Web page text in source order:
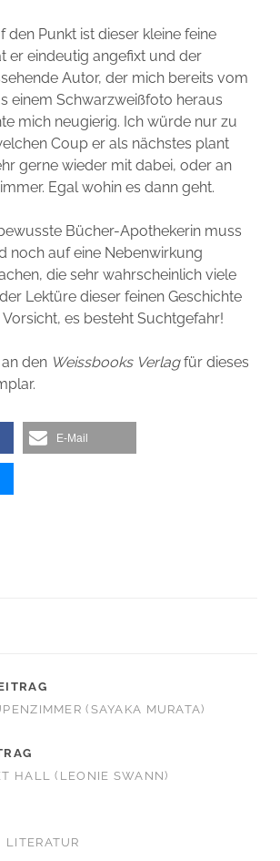
den Punkt ist dieser kleine feine
er eindeutig angefixt und der
Autor, der mich bereits vom
einem Schwarzweißfoto heraus
mich neugierig. Ich würde nur zu
Coup er als nächstes plant
gerne wieder mit dabei, oder an
Egal wohin es dann geht.
Bücher-Apothekerin muss
noch auf eine Nebenwirkung
die sehr wahrscheinlich viele
Lektüre dieser feinen Geschichte
es besteht Suchtgefahr!
den Weissbooks Verlagfür dieses
E-Mail
(SAYAKA MURATA)
HALL (LEONIE SWANN)
LITERATUR